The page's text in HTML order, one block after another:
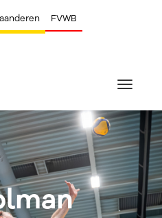
FVWB
Toggle